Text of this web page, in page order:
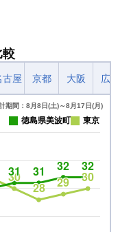
較
古屋 京都 大阪 広
期間：8月8日(土)～8月17日(月)
徳島県美波町 東京